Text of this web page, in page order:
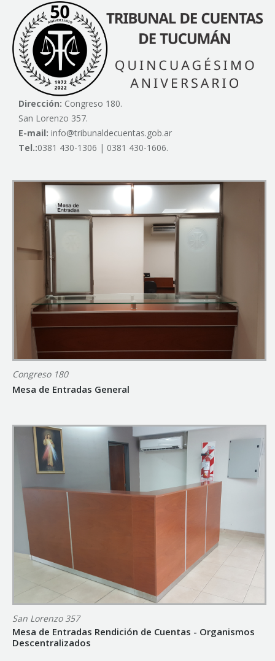
Dirección: Congreso 180.
San Lorenzo 357.
E-mail: info@tribunaldecuentas.gob.ar
Tel.:0381 430-1306 | 0381 430-1606.
Congreso 180
Mesa de Entradas General
San Lorenzo 357
Mesa de Entradas Rendición de Cuentas - Organismos
Descentralizados